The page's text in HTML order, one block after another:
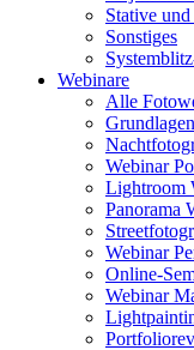
Stative
Sonstiges
Webinare
Alle
Webinar
Lightroom
Panorama
Webinar
Online-
Webinar